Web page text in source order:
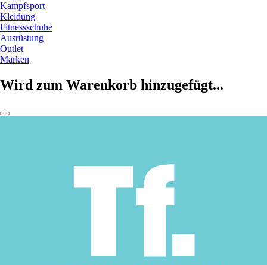
Kampfsport
Kleidung
Fitnessschuhe
Ausrüstung
Outlet
Marken
Wird zum Warenkorb hinzugefügt...